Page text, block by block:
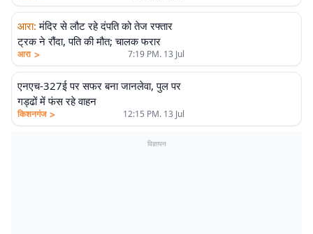
आरा: मंदिर से लौट रहे दंपति को तेज रफ्तार
ट्रक ने रौंदा, पति की मौत; चालक फरार
आरा > 7:19 PM. 13 Jul
एनएच-327ई पर सफर बना जानलेवा, पुल पर
गड्ढों में फंस रहे वाहन
किशनगंज > 12:15 PM. 13 Jul
विज्ञापन